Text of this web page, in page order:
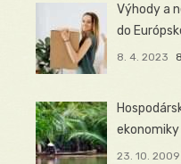
Výhody a
do
8. 4. 2023
ekonomiky
23. 10. 2009